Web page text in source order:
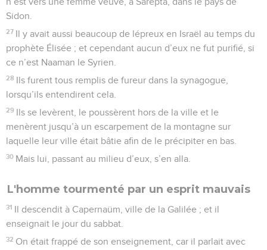
Sidon.
27 Il y avait aussi beaucoup de lépreux en Israël au temps du
prophète Élisée ; et cependant aucun d’eux ne fut purifié, si
ce n’est Naaman le Syrien.
28 Ils furent tous remplis de fureur dans la synagogue,
lorsqu’ils entendirent cela.
29 Ils se levèrent, le poussèrent hors de la ville et le
menèrent jusqu’à un escarpement de la montagne sur
laquelle leur ville était bâtie afin de le précipiter en bas.
30 Mais lui, passant au milieu d’eux, s’en alla.
L'homme tourmenté par un esprit mauvais
31 Il descendit à Capernaüm, ville de la Galilée ; et il
enseignait le jour du sabbat.
32 On était frappé de son enseignement, car il parlait avec